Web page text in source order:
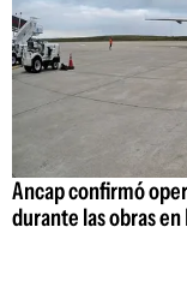
Ancap confirmó
durante las obras en